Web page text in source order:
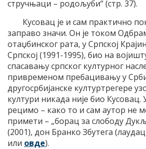
стручњаци – родољуби“ (стр. 37).
Кусовац је и сам практично
заправо значи. Он је током
отаџбинског рата, у Српској
Српској (1991-1995), био на
спасавању српског културног
привременом пребацивању у
другосрбијанске културтрегере
култури никада није био Кусовац.
рецимо – како то и сам аутор не
примети – „борац за слободу
(2001), дон Бранко Збутега
или овде).